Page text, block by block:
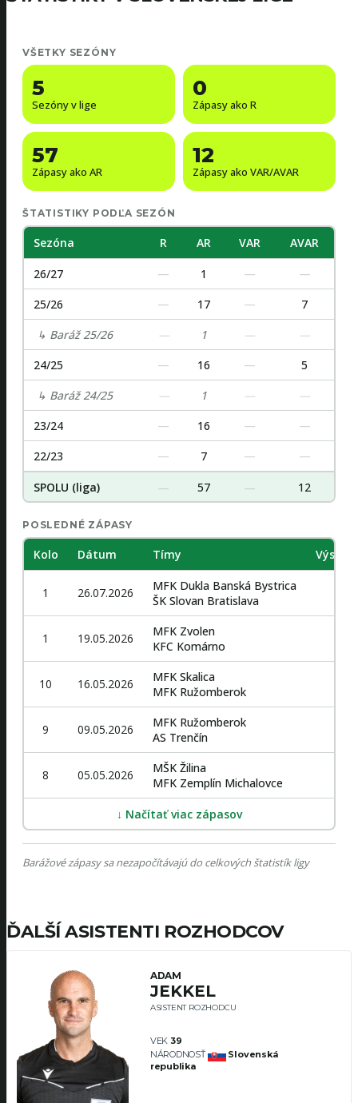
ĎALŠÍ ASISTENTI ROZHODCOV
ADAM
JEKKEL
ASISTENT ROZHODCU
VEK 39
NÁRODNOSŤ
Slovenská
republika